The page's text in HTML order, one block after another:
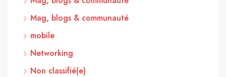
Mag, blogs & communauté
mobile
Networking
Non classifié(e)